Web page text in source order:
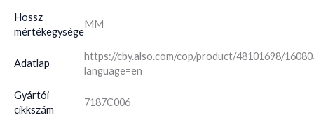
Hossz
mértékegysége
MM
Adatlap
https://cby.also.com/cop/product/48101698/
language=en
Gyártói
cikkszám
7187C006